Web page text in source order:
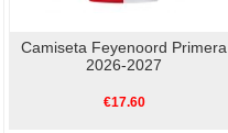
Camiseta Feyenoord Primera
2026-2027
€17.60